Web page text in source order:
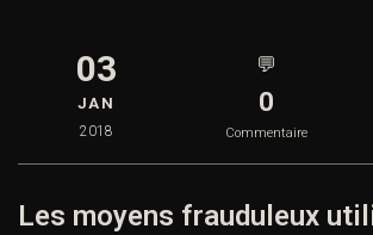
03
JAN
2018
💬
0
Commentaire
Les moyens frauduleux